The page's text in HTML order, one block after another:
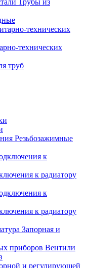
Трубы из
технических
труб
Резьбозажимные
к радиатору
к радиатору
Запорная и
Вентили